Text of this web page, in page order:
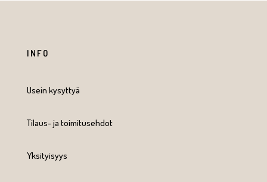
INFO
Usein kysyttyä
Tilaus- ja toimitusehdot
Yksityisyys